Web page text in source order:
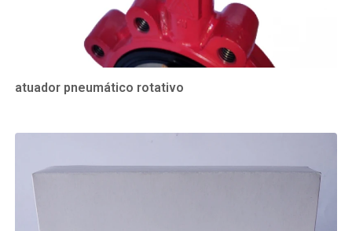
atuador pneumático rotativo